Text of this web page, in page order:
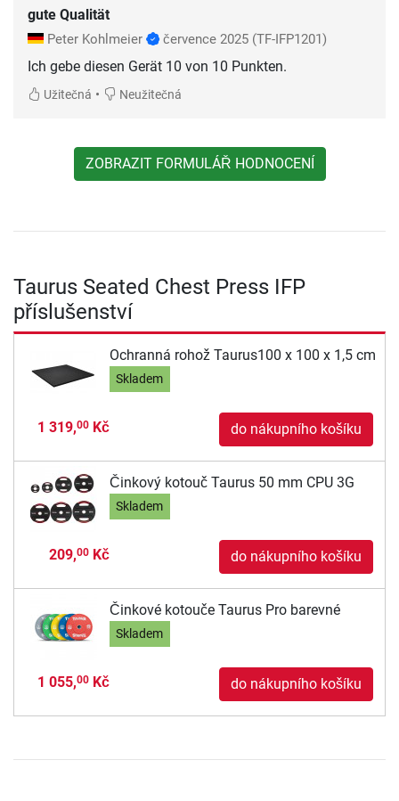
gute Qualität
Peter Kohlmeier července 2025 (TF-IFP1201)
Ich gebe diesen Gerät 10 von 10 Punkten.
Užitečná • Neužitečná
ZOBRAZIT FORMULÁŘ HODNOCENÍ
Taurus Seated Chest Press IFP
příslušenství
Ochranná rohož Taurus100 x 100 x 1,5 cm
Skladem
1 319,00Kč do nákupního košíku
Činkový kotouč Taurus 50 mm CPU 3G
Skladem
209,00Kč do nákupního košíku
Činkové kotouče Taurus Pro barevné
Skladem
1 055,00Kč do nákupního košíku